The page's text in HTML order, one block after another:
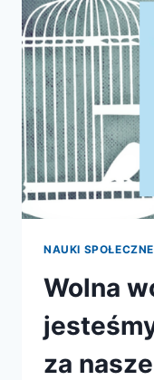
NAUKI SPOŁECZNE
Wolna
za